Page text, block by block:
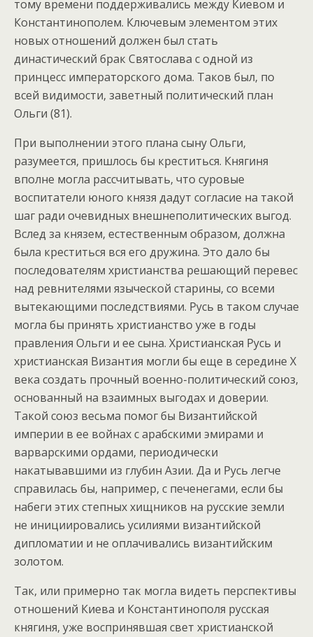
тому времени поддерживались между Киевом и
Константинополем. Ключевым элементом этих
новых отношений должен был стать
династический брак Святослава с одной из
принцесс императорского дома. Таков был, по
всей видимости, заветный политический план
Ольги (81).
При выполнении этого плана сыну Ольги,
разумеется, пришлось бы креститься. Княгиня
вполне могла рассчитывать, что суровые
воспитатели юного князя дадут согласие на такой
шаг ради очевидных внешнеполитических выгод.
Вслед за князем, естественным образом, должна
была креститься вся его дружина. Это дало бы
последователям христианства решающий перевес
над ревнителями языческой старины, со всеми
вытекающими последствиями. Русь в таком случае
могла бы принять христианство уже в годы
правления Ольги и ее сына. Христианская Русь и
христианская Византия могли бы еще в середине X
века создать прочный военно-политический союз,
основанный на взаимных выгодах и доверии.
Такой союз весьма помог бы Византийской
империи в ее войнах с арабскими эмирами и
варварскими ордами, периодически
накатывавшими из глубин Азии. Да и Русь легче
справилась бы, например, с печенегами, если бы
набеги этих степных хищников на русские земли
не инициировались усилиями византийской
дипломатии и не оплачивались византийским
золотом.
Так, или примерно так могла видеть перспективы
отношений Киева и Константинополя русская
княгиня, уже воспринявшая свет христианской